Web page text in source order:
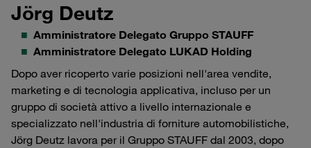
Jörg Deutz
Amministratore Delegato Gruppo STAUFF
Amministratore Delegato LUKAD Holding
Dopo aver ricoperto varie posizioni nell'area vendite,
marketing e di tecnologia applicativa, incluso per un
gruppo di società attivo a livello internazionale e
specializzato nell'industria di forniture automobilistiche,
Jörg Deutz lavora per il Gruppo STAUFF dal 2003, dopo